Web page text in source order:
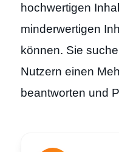
hochwertigen
minderwertigen
können. Sie
Nutzern einen
beantworten und